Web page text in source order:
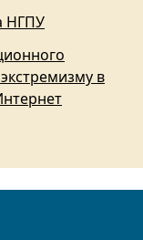
НГПУ
в